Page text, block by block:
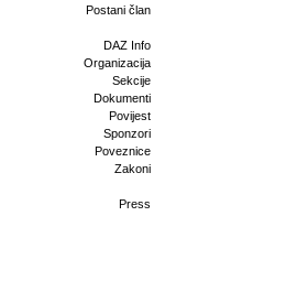
Postani član
DAZ Info
Organizacija
Sekcije
Dokumenti
Povijest
Sponzori
Poveznice
Zakoni
Press